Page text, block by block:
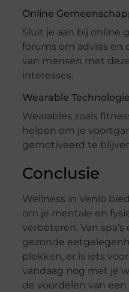
Online
Sluit je aan bij online
forums om advies
van mensen met
interesses.
Wearable
Wearables zoals
helpen om je
gemotiveerd te
Conclusie
Wellness in Venlo
om je mentale en
verbeteren. Van
gezonde
plekken, er is iets
vandaag nog met je
de voordelen van